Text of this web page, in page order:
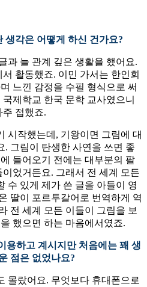
생각은 어떻게 하신 건가요?
과 늘 관계 깊은 생활을 했어요.
활동했죠. 이민 가서는 한인회
느낀 감정을 수필 형식으로 써
제학교 한국 문학 교사였으니
주 접했죠.
시작했는데, 기왕이면 그림에 대
. 그림이 탄생한 사연을 쓰면 좋
들어오기 전에는 대부분의 팔
었거든요. 그래서 전 세계 모든
수 있게 제가 쓴 글을 아들이 영
딸이 포르투갈어로 번역하게 역
전 세계 모든 이들이 그림을 보
했으면 하는 마음에서였죠.
용하고 계시지만 처음에는 꽤 생
점은 없었나요?
몰랐어요. 무엇보다 휴대폰으로